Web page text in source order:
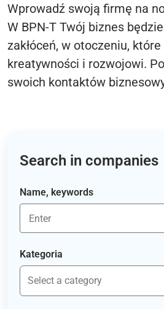
Wprowadź swoją firmę na
W BPN-T Twój biznes będzie
zakłóceń, w otoczeniu,
kreatywności i rozwojowi.
swoich kontaktów
Search in companies
Name, keywords
Kategoria